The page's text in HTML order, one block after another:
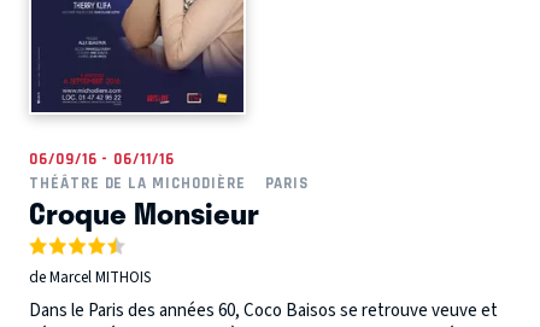
06/09/16 - 06/11/16
THÉÂTRE DE LA MICHODIÈRE
PARIS
Croque Monsieur
de Marcel MITHOIS
Dans le Paris des années 60, Coco Baisos se retrouve veuve et